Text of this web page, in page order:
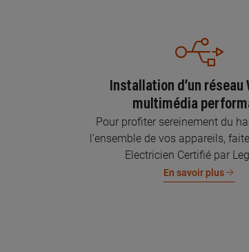
Installation d’un réseau
multimédia
Pour profiter sereinement du
l’ensemble de vos appareils,
Electricien Certifié par
En savoir plus